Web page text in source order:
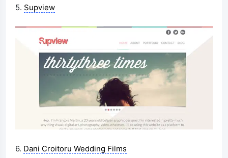
5. Supview
6. Dani Croitoru Wedding Films